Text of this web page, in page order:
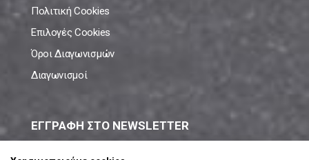
Πολιτική Cookies
Επιλογές Cookies
Όροι Διαγωνισμών
Διαγωνισμοί
ΕΓΓΡΑΦΗ ΣΤΟ NEWSLETTER